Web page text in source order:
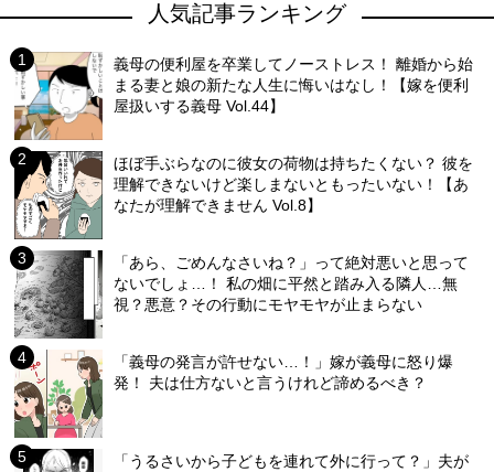
人気記事ランキング
義母の便利屋を卒業してノーストレス！ 離婚から始
まる妻と娘の新たな人生に悔いはなし！【嫁を便利
屋扱いする義母 Vol.44】
ほぼ手ぶらなのに彼女の荷物は持ちたくない？ 彼を
理解できないけど楽しまないともったいない！【あ
なたが理解できません Vol.8】
「あら、ごめんなさいね？」って絶対悪いと思って
ないでしょ…！ 私の畑に平然と踏み入る隣人…無
視？悪意？その行動にモヤモヤが止まらない
「義母の発言が許せない…！」嫁が義母に怒り爆
発！ 夫は仕方ないと言うけれど諦めるべき？
「うるさいから子どもを連れて外に行って？」夫が